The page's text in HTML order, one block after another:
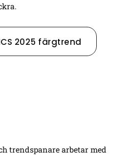
2025 färgtrend
trendspanare arbetar med